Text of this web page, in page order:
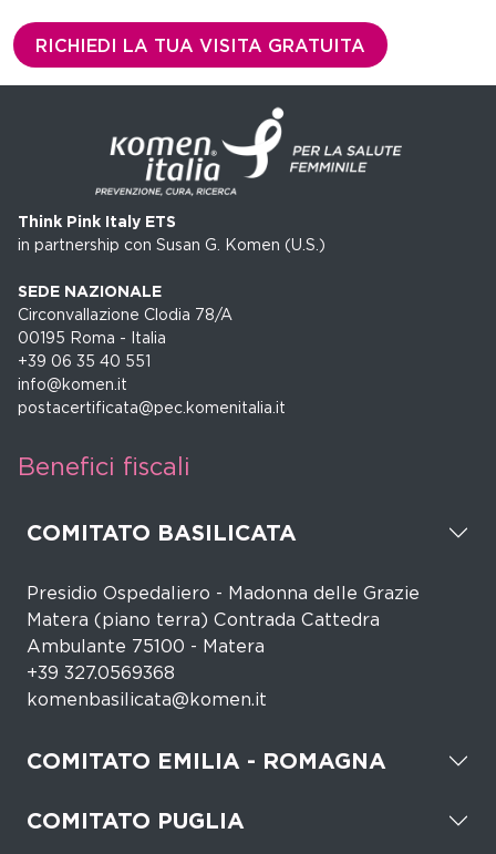
*
e
t
n
RICHIEDI LA TUA VISITA GRATUITA
Think Pink Italy ETS
in partnership con Susan G. Komen (U.S.)
SEDE NAZIONALE
Circonvallazione Clodia 78/A
00195 Roma - Italia
+39 06 35 40 551
info@komen.it
postacertificata@pec.komenitalia.it
Benefici fiscali
COMITATO BASILICATA
Presidio Ospedaliero - Madonna delle Grazie
Matera (piano terra) Contrada Cattedra
Ambulante 75100 - Matera
+39 327.0569368
komenbasilicata@komen.it
COMITATO EMILIA - ROMAGNA
COMITATO PUGLIA